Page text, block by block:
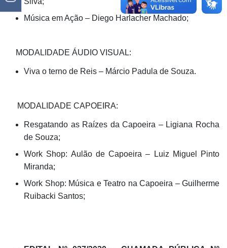
Música em Ação – Diego Harlacher Machado;
MODALIDADE ÁUDIO VISUAL:
Viva o terno de Reis – Márcio Padula de Souza.
MODALIDADE CAPOEIRA:
Resgatando as Raízes da Capoeira – Ligiana Rocha
de Souza;
Work Shop: Aulão de Capoeira – Luiz Miguel Pinto
Miranda;
Work Shop: Música e Teatro na Capoeira – Guilherme
Ruibacki Santos;